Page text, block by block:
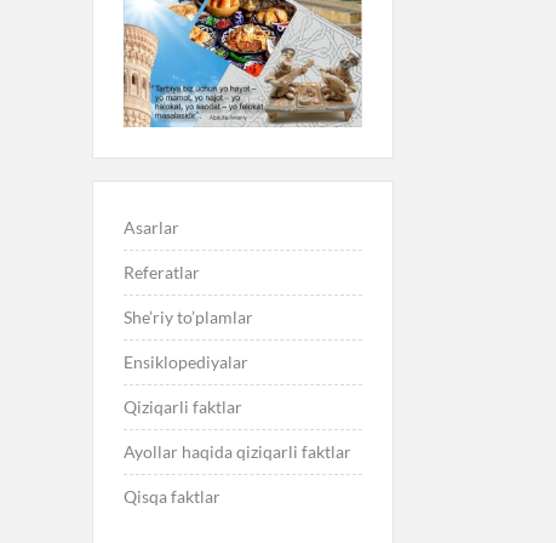
Asarlar
Referatlar
She’riy to’plamlar
Ensiklopediyalar
Qiziqarli faktlar
Ayollar haqida qiziqarli faktlar
Qisqa faktlar